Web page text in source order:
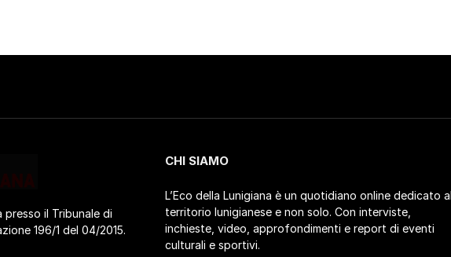
il Tribunale di
196/1 del 04/2015.
CHI SIAMO
L’Eco della Lunigiana è un quotidiano online dedicato al
territorio lunigianese e non solo. Con interviste,
inchieste, video, approfondimenti e report di eventi
culturali e sportivi.